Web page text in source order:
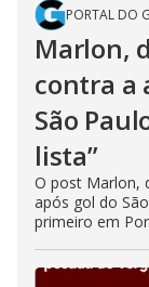
PORTAL DO
Marlon,
contra a
São
lista”
O post Marlon,
após gol do
primeiro em